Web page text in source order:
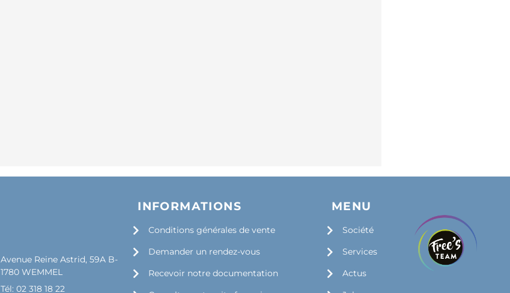
Avenue Reine Astrid, 59A B-
1780 WEMMEL
Tél: 02 318 18 22
INFORMATIONS
Conditions générales de vente
Demander un rendez-vous
Recevoir notre documentation
MENU
Société
Services
Actus